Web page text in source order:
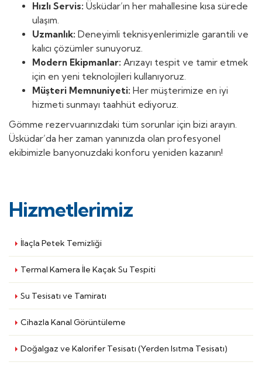
Hızlı Servis: Üsküdar’ın her mahallesine kısa sürede
ulaşım.
Uzmanlık: Deneyimli teknisyenlerimizle garantili ve
kalıcı çözümler sunuyoruz.
Modern Ekipmanlar: Arızayı tespit ve tamir etmek
için en yeni teknolojileri kullanıyoruz.
Müşteri Memnuniyeti: Her müşterimize en iyi
hizmeti sunmayı taahhüt ediyoruz.
Gömme rezervuarınızdaki tüm sorunlar için bizi arayın.
Üsküdar’da her zaman yanınızda olan profesyonel
ekibimizle banyonuzdaki konforu yeniden kazanın!
Hizmetlerimiz
İlaçla Petek Temizliği
Termal Kamera İle Kaçak Su Tespiti
Su Tesisatı ve Tamiratı
Cihazla Kanal Görüntüleme
Doğalgaz ve Kalorifer Tesisatı (Yerden Isıtma Tesisatı)